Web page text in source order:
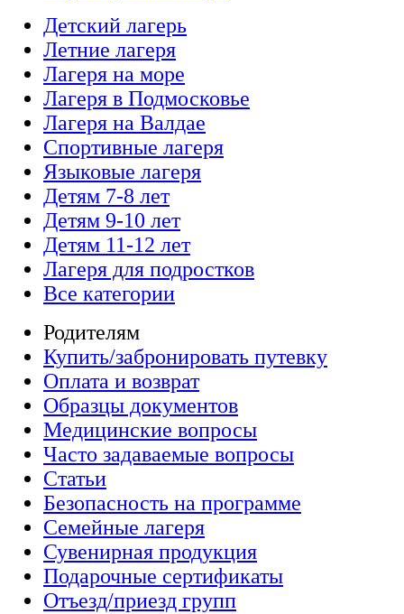
Детский лагерь
Летние лагеря
Лагеря на море
Лагеря в Подмосковье
Лагеря на Валдае
Спортивные лагеря
Языковые лагеря
Детям 7-8 лет
Детям 9-10 лет
Детям 11-12 лет
Лагеря для подростков
Все категории
Родителям
Купить/забронировать путевку
Оплата и возврат
Образцы документов
Медицинские вопросы
Часто задаваемые вопросы
Статьи
Безопасность на программе
Семейные лагеря
Сувенирная продукция
Подарочные сертификаты
Отъезд/приезд групп